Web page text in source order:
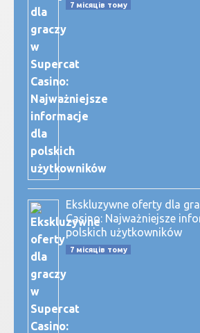
7 місяців тому
Ekskluzywne oferty dla
Casino: Najważniejsze
polskich użytkowników
7 місяців тому